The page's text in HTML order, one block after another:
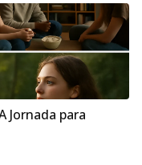
Jornada para